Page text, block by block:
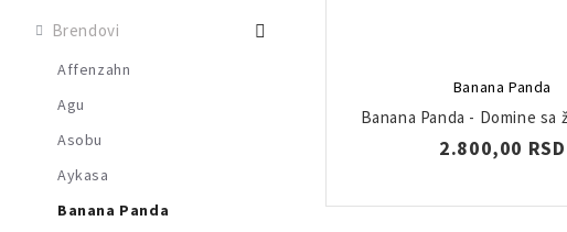
Brendovi
Affenzahn
Agu
Asobu
Aykasa
Banana Panda
Banana Panda
Banana Panda - Domine sa
2.800,00 RSD